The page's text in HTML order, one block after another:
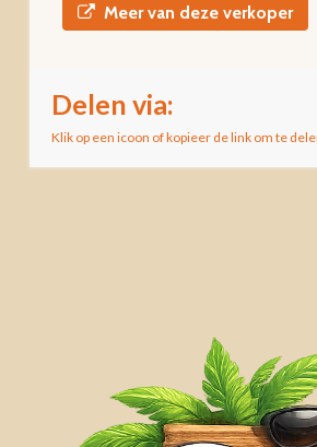
Meer van deze verkoper
Delen via:
Klik op een icoon of kopieer de link om te